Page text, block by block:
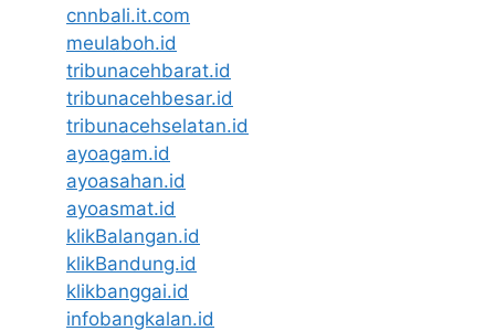
cnnbali.it.com
meulaboh.id
tribunacehbarat.id
tribunacehbesar.id
tribunacehselatan.id
ayoagam.id
ayoasahan.id
ayoasmat.id
klikBalangan.id
klikBandung.id
klikbanggai.id
infobangkalan.id